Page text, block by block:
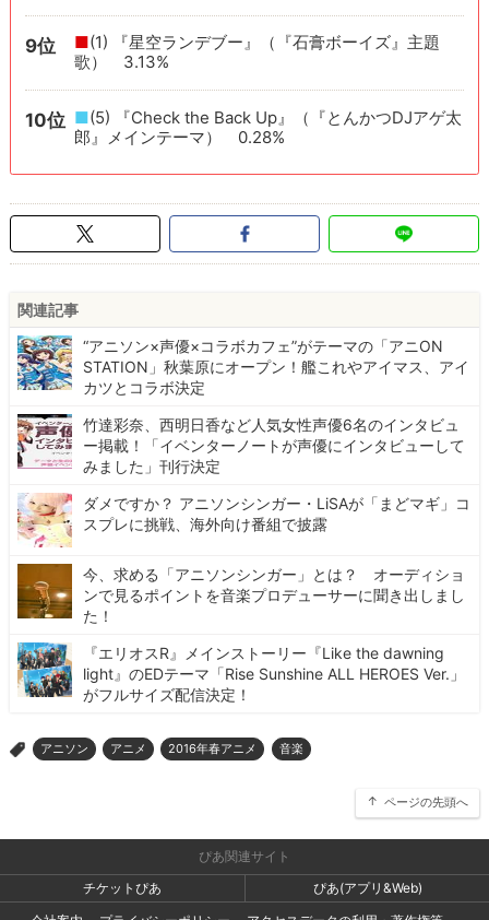
9位 ■(1) 『星空ランデブー』（『石膏ボーイズ』主題
歌） 3.13%
10位 ■(5) 『Check the Back Up』（『とんかつDJアゲ太
郎』メインテーマ） 0.28%
関連記事
“アニソン×声優×コラボカフェ”がテーマの「アニON
STATION」秋葉原にオープン！艦これやアイマス、アイ
カツとコラボ決定
竹達彩奈、西明日香など人気女性声優6名のインタビュ
ー掲載！「イベンターノートが声優にインタビューして
みました」刊行決定
ダメですか？ アニソンシンガー・LiSAが「まどマギ」コ
スプレに挑戦、海外向け番組で披露
今、求める「アニソンシンガー」とは？ オーディショ
ンで見るポイントを音楽プロデューサーに聞き出しまし
た！
『エリオスR』メインストーリー『Like the dawning
light』のEDテーマ「Rise Sunshine ALL HEROES Ver.」
がフルサイズ配信決定！
> アニソン アニメ 2016年春アニメ 音楽
ページの先頭へ
ぴあ関連サイト
チケットぴあ
ぴあ(アプリ&Web)